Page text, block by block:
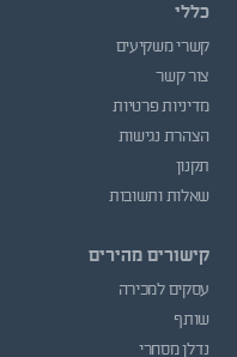
כללי
קשרי משקיעים
צור קשר
מדיניות פרטיות
הצהרת נגישות
תקנון
שאלות ותשובות
קישורים מהירים
עסקים למכירה
שותף
נדלן מסחרי